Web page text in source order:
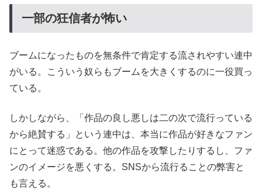
一部の狂信者が怖い
ブームになったものを無条件で肯定する流されやすい連中
がいる。こういう奴らもブームを大きくするのに一役買っ
ている。
しかしながら、「作品の良し悪しは二の次で流行っている
から絶賛する」という連中は、本当に作品が好きなファン
にとって迷惑である。他の作品を攻撃したりするし、ファ
ンのイメージを悪くする。SNSから流行ることの弊害と
も言える。